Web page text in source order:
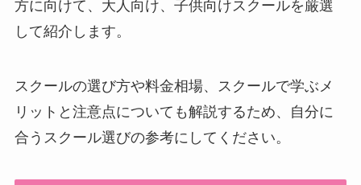
方に向けて、大人向け、子供向けスクールを厳選
して紹介します。
スクールの選び方や料金相場、スクールで学ぶメ
リットと注意点についても解説するため、自分に
合うスクール選びの参考にしてください。